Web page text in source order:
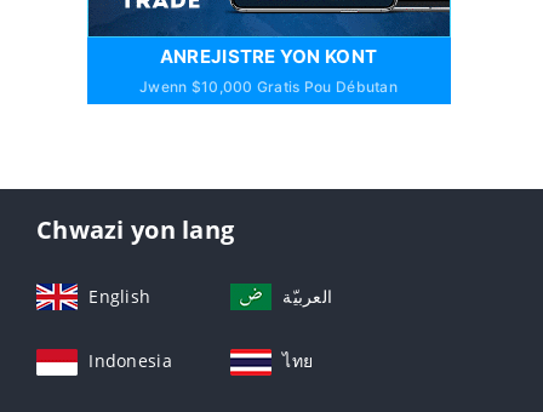
ANREJISTRE YON KONT
Jwenn $10,000 Gratis Pou Débutan
Chwazi yon lang
English العربيّة
Indonesia ไทย